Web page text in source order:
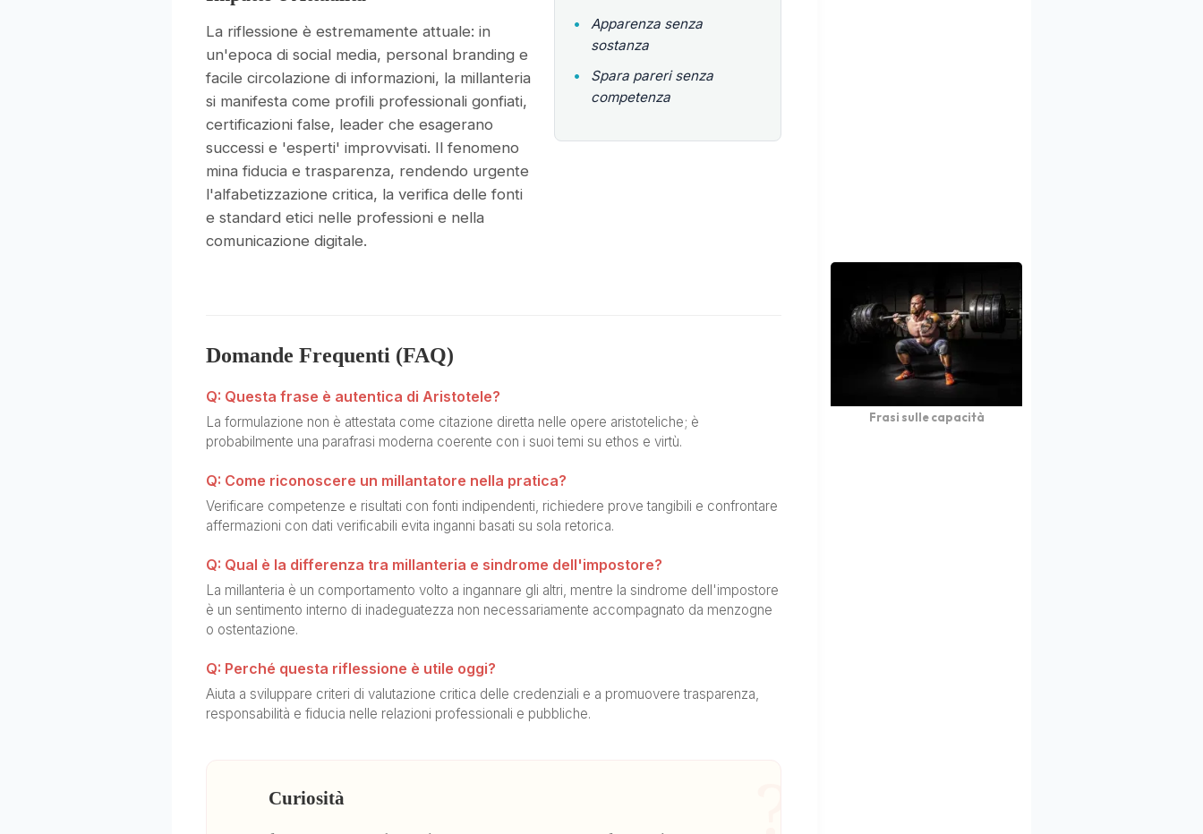
La riflessione è estremamente attuale: in
un'epoca di social media, personal branding e
facile circolazione di informazioni, la millanteria
si manifesta come profili professionali gonfiati,
certificazioni false, leader che esagerano
successi e 'esperti' improvvisati. Il fenomeno
mina fiducia e trasparenza, rendendo urgente
l'alfabetizzazione critica, la verifica delle fonti
e standard etici nelle professioni e nella
comunicazione digitale.
•
Apparenza senza
sostanza
•
Spara pareri senza
competenza
Domande Frequenti (FAQ)
Q: Questa frase è autentica di Aristotele?
La formulazione non è attestata come citazione diretta nelle opere aristoteliche; è
probabilmente una parafrasi moderna coerente con i suoi temi su ethos e virtù.
Q: Come riconoscere un millantatore nella pratica?
Verificare competenze e risultati con fonti indipendenti, richiedere prove tangibili e confrontare
affermazioni con dati verificabili evita inganni basati su sola retorica.
Q: Qual è la differenza tra millanteria e sindrome dell'impostore?
La millanteria è un comportamento volto a ingannare gli altri, mentre la sindrome dell'impostore
è un sentimento interno di inadeguatezza non necessariamente accompagnato da menzogne
o ostentazione.
Q: Perché questa riflessione è utile oggi?
Aiuta a sviluppare criteri di valutazione critica delle credenziali e a promuovere trasparenza,
responsabilità e fiducia nelle relazioni professionali e pubbliche.
Curiosità
Frasi sulle capacità